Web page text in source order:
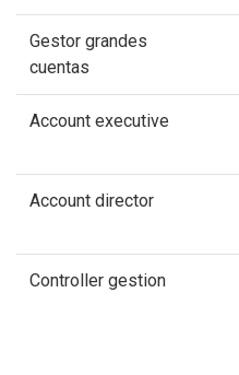
Gestor grandes
cuentas
Account executive
Account director
Controller gestion